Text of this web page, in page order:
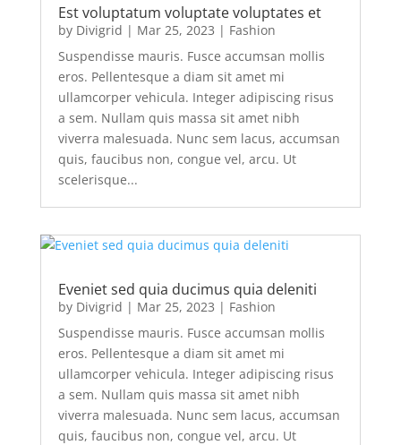
Est voluptatum voluptate voluptates et
by Divigrid | Mar 25, 2023 | Fashion
Suspendisse mauris. Fusce accumsan mollis
eros. Pellentesque a diam sit amet mi
ullamcorper vehicula. Integer adipiscing risus
a sem. Nullam quis massa sit amet nibh
viverra malesuada. Nunc sem lacus, accumsan
quis, faucibus non, congue vel, arcu. Ut
scelerisque...
Eveniet sed quia ducimus quia deleniti
by Divigrid | Mar 25, 2023 | Fashion
Suspendisse mauris. Fusce accumsan mollis
eros. Pellentesque a diam sit amet mi
ullamcorper vehicula. Integer adipiscing risus
a sem. Nullam quis massa sit amet nibh
viverra malesuada. Nunc sem lacus, accumsan
quis, faucibus non, congue vel, arcu. Ut